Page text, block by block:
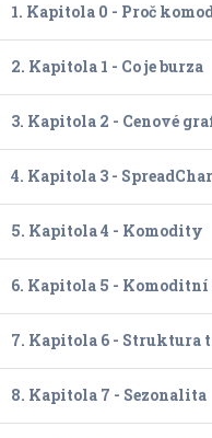
1. Kapitola 0 - Proč
2. Kapitola 1 - Co je burza
3. Kapitola 2 - Cenové
4. Kapitola 3 -
5. Kapitola 4 - Komodity
6. Kapitola 5 - Komoditní
7. Kapitola 6 - Struktura
8. Kapitola 7 - Sezonalita